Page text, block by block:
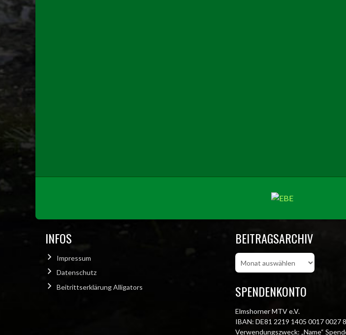
INFOS
Impressum
Datenschutz
Beitrittserklärung Alligators
BEITRAGSARCHIV
Beitragsarchiv
SPENDENKONTO
Elmshorner MTV e.V.
IBAN: DE81 2219 1405 0017 0027
Verwendungszweck: „Name“